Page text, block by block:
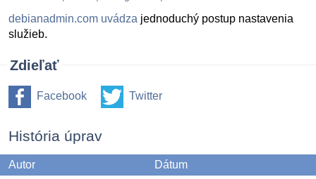
debianadmin.com uvádza jednoduchý postup nastavenia
služieb.
Zdieľať
Facebook Twitter
História úprav
Autor
Dátum